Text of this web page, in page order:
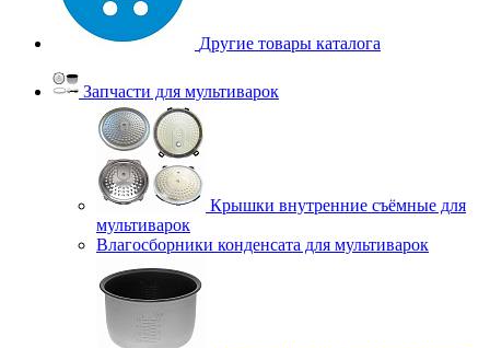
Другие товары каталога
Запчасти для мультиварок
Крышки внутренние съёмные для
мультиварок
Влагосборники конденсата для мультиварок